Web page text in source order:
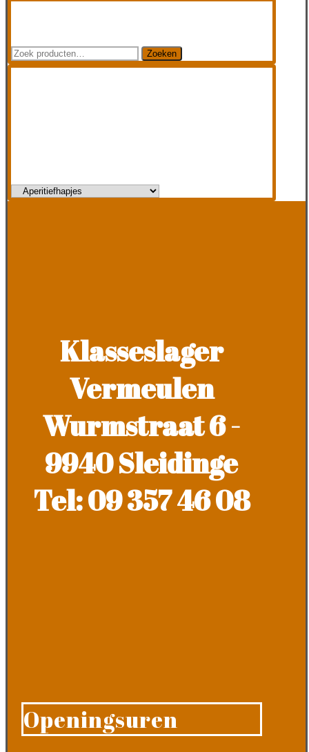
Zoeken
naar:
Zoeken
Klasseslager
Vermeulen
Wurmstraat 6 -
9940 Sleidinge
Tel: 09 357 46 08
Openingsuren